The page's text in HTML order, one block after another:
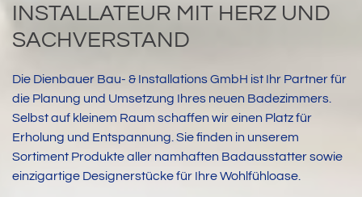
INSTALLATEUR MIT HERZ UND
SACHVERSTAND
Die Dienbauer Bau- & Installations GmbH ist Ihr Partner für
die Planung und Umsetzung Ihres neuen Badezimmers.
Selbst auf kleinem Raum schaffen wir einen Platz für
Erholung und Entspannung. Sie finden in unserem
Sortiment Produkte aller namhaften Badausstatter sowie
einzigartige Designerstücke für Ihre Wohlfühloase.